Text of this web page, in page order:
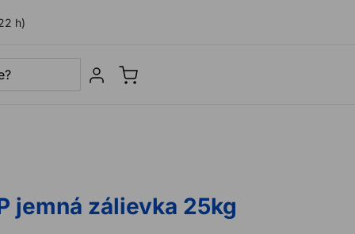
h)
Sign in
jemná zálievka 25kg